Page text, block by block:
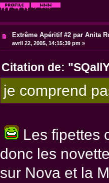
Extrême Apéritif #2 par Anita
avril 22, 2005, 14:15:39 pm »
Citation de:
je comprend
Les fipettes
donc les
sur Nova et la